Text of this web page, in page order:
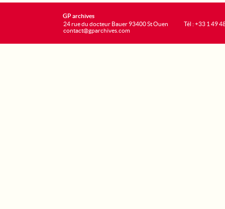
GP archives
24 rue du docteur Bauer 93400 St Ouen
contact@gparchives.com
Tél : +33 1 49